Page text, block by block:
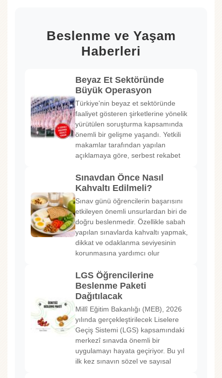
Beslenme ve Yaşam
Haberleri
Beyaz Et Sektöründe
Büyük Operasyon
Türkiye'nin beyaz et sektöründe
faaliyet gösteren şirketlerine yönelik
yürütülen soruşturma kapsamında
önemli bir gelişme yaşandı. Yetkili
makamlar tarafından yapılan
açıklamaya göre, serbest rekabet
Sınavdan Önce Nasıl
Kahvaltı Edilmeli?
Sınav günü öğrencilerin başarısını
etkileyen önemli unsurlardan biri de
doğru beslenmedir. Özellikle sabah
yapılan sınavlarda kahvaltı yapmak,
dikkat ve odaklanma seviyesinin
korunmasına yardımcı olur
LGS Öğrencilerine
Beslenme Paketi
Dağıtılacak
Millî Eğitim Bakanlığı (MEB), 2026
yılında gerçekleştirilecek Liselere
Geçiş Sistemi (LGS) kapsamındaki
merkezî sınavda önemli bir
uygulamayı hayata geçiriyor. Bu yıl
ilk kez sınavın sözel ve sayısal